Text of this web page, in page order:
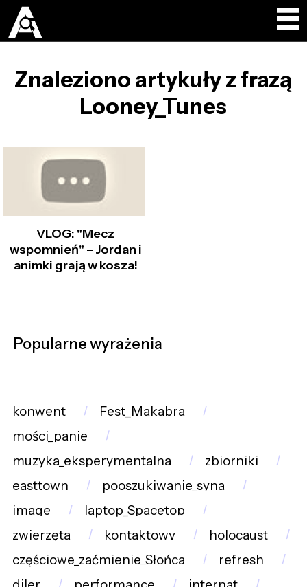
Znaleziono artykuły z frazą
Looney_Tunes
VLOG: "Mecz
wspomnień" – Jordan i
animki grają w kosza!
Popularne wyrażenia
konwent
Fest_Makabra
mości_panie
muzyka_eksperymentalna
zbiorniki
easttown
pooszukiwanie_syna
image
laptop_Spacetop
zwierzęta
kontaktowy
holocaust
częściowe_zaćmienie_Słońca
refresh